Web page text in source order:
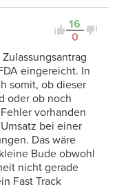
16
0
eingereicht. In
somit, ob dieser
oder ob noch
vorhanden
bei einer
Das wäre
Bude obwohl
nicht gerade
Fast Track